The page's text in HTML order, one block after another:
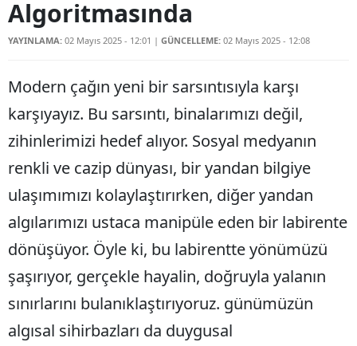
Algoritmasında
YAYINLAMA: 02 Mayıs 2025 - 12:01 | GÜNCELLEME: 02 Mayıs 2025 - 12:08
Modern çağın yeni bir sarsıntısıyla karşı
karşıyayız. Bu sarsıntı, binalarımızı değil,
zihinlerimizi hedef alıyor. Sosyal medyanın
renkli ve cazip dünyası, bir yandan bilgiye
ulaşımımızı kolaylaştırırken, diğer yandan
algılarımızı ustaca manipüle eden bir labirente
dönüşüyor. Öyle ki, bu labirentte yönümüzü
şaşırıyor, gerçekle hayalin, doğruyla yalanın
sınırlarını bulanıklaştırıyoruz. günümüzün
algısal sihirbazları da duygusal